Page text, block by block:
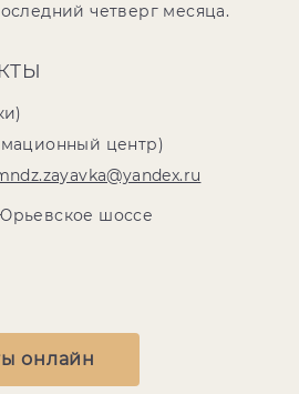
четверг месяца.
центр)
шоссе
онлайн